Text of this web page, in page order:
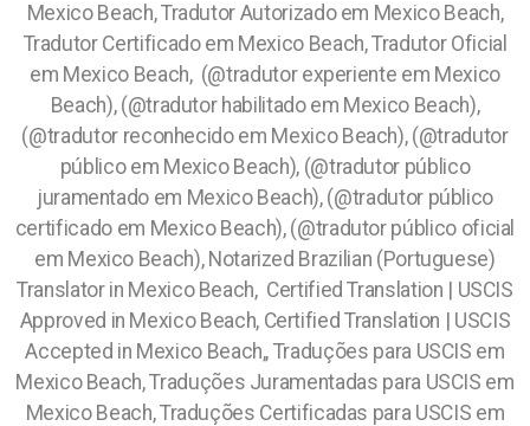
Mexico Beach, Tradutor Autorizado em Mexico Beach,
Tradutor Certificado em Mexico Beach, Tradutor Oficial
em Mexico Beach, (@tradutor experiente em Mexico
Beach), (@tradutor habilitado em Mexico Beach),
(@tradutor reconhecido em Mexico Beach), (@tradutor
público em Mexico Beach), (@tradutor público
juramentado em Mexico Beach), (@tradutor público
certificado em Mexico Beach), (@tradutor público oficial
em Mexico Beach), Notarized Brazilian (Portuguese)
Translator in Mexico Beach, Certified Translation | USCIS
Approved in Mexico Beach, Certified Translation | USCIS
Accepted in Mexico Beach,, Traduções para USCIS em
Mexico Beach, Traduções Juramentadas para USCIS em
Mexico Beach, Traduções Certificadas para USCIS em